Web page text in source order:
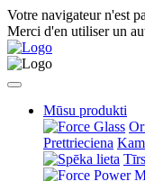
Votre navigateur n'est
Merci d'en utiliser un
Mūsu produkti
Prettrieciena
Tīrs